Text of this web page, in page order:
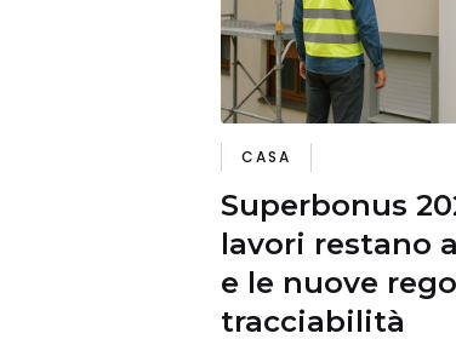
CASA
Superbonus
lavori restano
e le nuove
tracciabilità